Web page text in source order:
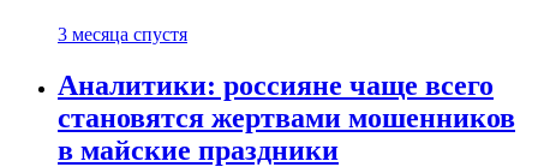
3 месяца спустя
Аналитики: россияне чаще всего
становятся жертвами мошенников
в майские праздники